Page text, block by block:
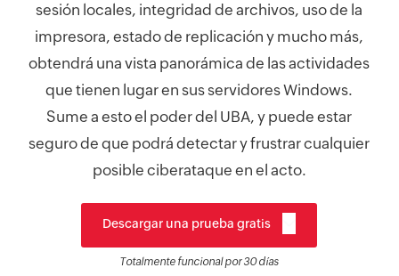
sesión locales, integridad de archivos, uso de la
impresora, estado de replicación y mucho más,
obtendrá una vista panorámica de las actividades
que tienen lugar en sus servidores Windows.
Sume a esto el poder del UBA, y puede estar
seguro de que podrá detectar y frustrar cualquier
posible ciberataque en el acto.
Descargar una prueba gratis
Totalmente funcional por 30 días